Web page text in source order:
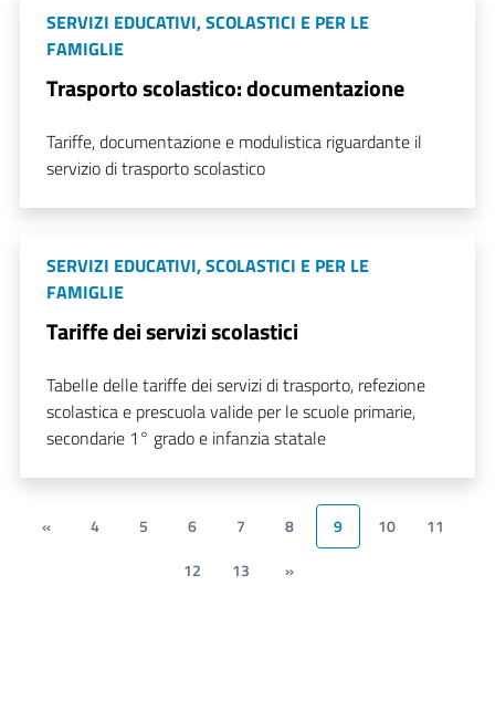
SERVIZI EDUCATIVI, SCOLASTICI E PER LE
FAMIGLIE
Trasporto scolastico: documentazione
Tariffe, documentazione e modulistica riguardante il
servizio di trasporto scolastico
SERVIZI EDUCATIVI, SCOLASTICI E PER LE
FAMIGLIE
Tariffe dei servizi scolastici
Tabelle delle tariffe dei servizi di trasporto, refezione
scolastica e prescuola valide per le scuole primarie,
secondarie 1° grado e infanzia statale
« 4 5 6 7 8 9 10
11
12
13 »